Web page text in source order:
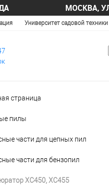
МОСКВА,
Университет садовой техники
страница
пилы
части для цепных пил
части для бензопил
XC450, XC455